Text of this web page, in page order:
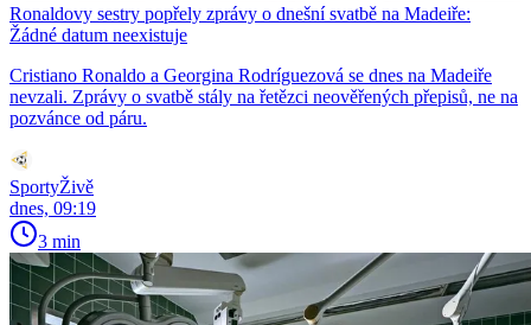
Ronaldovy sestry popřely zprávy o dnešní svatbě na Madeiře:
Žádné datum neexistuje
Cristiano Ronaldo a Georgina Rodríguezová se dnes na Madeiře
nevzali. Zprávy o svatbě stály na řetězci neověřených přepisů, ne na
pozvánce od páru.
SportyŽivě
dnes, 09:19
3 min